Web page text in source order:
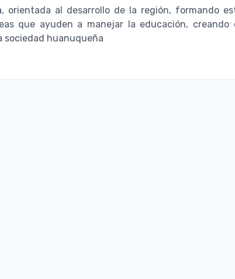
al desarrollo de la región, formando
que ayuden a manejar la educación, creando
sociedad huanuqueña